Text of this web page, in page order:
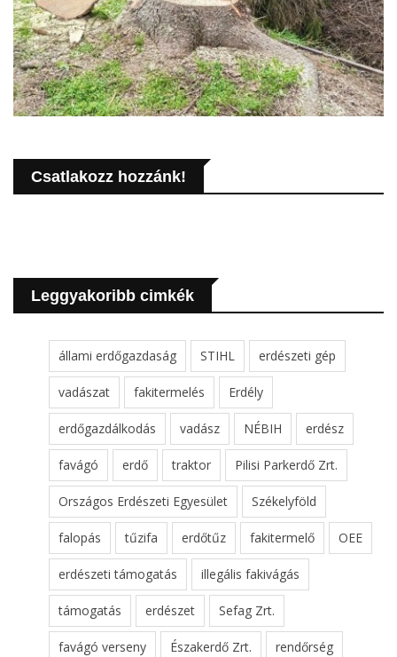
Csatlakozz hozzánk!
Leggyakoribb cimkék
állami erdőgazdaság STIHL erdészeti gép
vadászat fakitermelés Erdély
erdőgazdálkodás vadász NÉBIH erdész
favágó erdő traktor Pilisi Parkerdő Zrt.
Országos Erdészeti Egyesület Székelyföld
falopás tűzifa erdőtűz fakitermelő OEE
erdészeti támogatás illegális fakivágás
támogatás erdészet Sefag Zrt.
favágó verseny Északerdő Zrt. rendőrség